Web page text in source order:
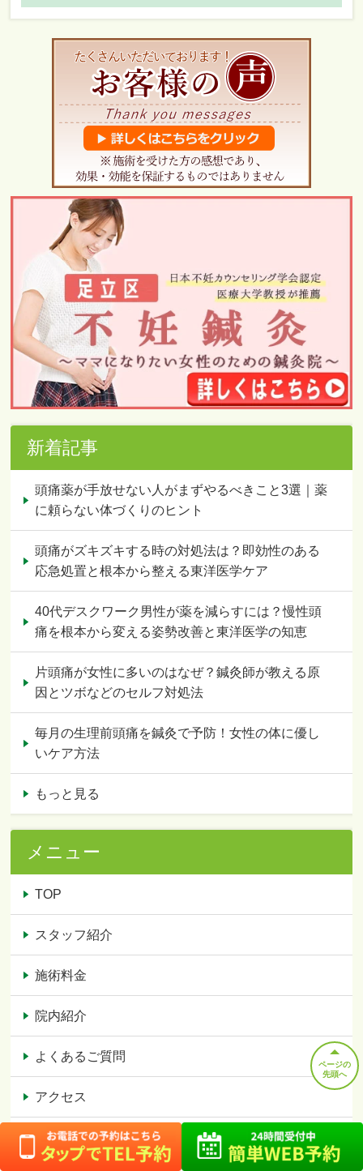
新着記事
頭痛薬が手放せない人がまずやるべきこと3選｜薬
に頼らない体づくりのヒント
頭痛がズキズキする時の対処法は？即効性のある
応急処置と根本から整える東洋医学ケア
40代デスクワーク男性が薬を減らすには？慢性頭
痛を根本から変える姿勢改善と東洋医学の知恵
片頭痛が女性に多いのはなぜ？鍼灸師が教える原
因とツボなどのセルフ対処法
毎月の生理前頭痛を鍼灸で予防！女性の体に優し
いケア方法
もっと見る
メニュー
TOP
スタッフ紹介
施術料金
院内紹介
よくあるご質問
アクセス
お客様の声
ページの
先頭へ